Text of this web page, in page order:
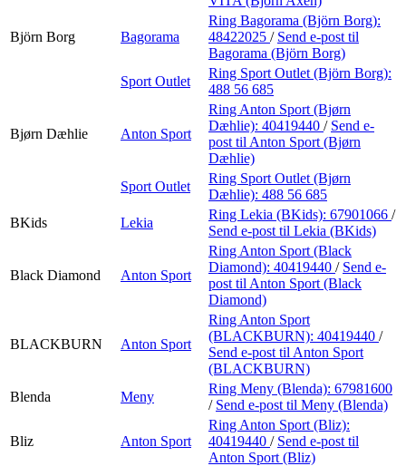
Björn Borg Bagorama
Ring Bagorama (Björn Borg):
48422025 / Send e-post til
Bagorama (Björn Borg)
Sport Outlet
Ring Sport Outlet (Björn Borg):
488 56 685
Bjørn Dæhlie Anton Sport
Ring Anton Sport (Bjørn
Dæhlie): 40419440 / Send e-
post til Anton Sport (Bjørn
Dæhlie)
Sport Outlet
Ring Sport Outlet (Bjørn
Dæhlie): 488 56 685
BKids
Lekia
Ring Lekia (BKids): 67901066 /
Send e-post til Lekia (BKids)
Black Diamond Anton Sport
Ring Anton Sport (Black
Diamond): 40419440 / Send e-
post til Anton Sport (Black
Diamond)
BLACKBURN Anton Sport
Ring Anton Sport
(BLACKBURN): 40419440 /
Send e-post til Anton Sport
(BLACKBURN)
Blenda
Meny
Ring Meny (Blenda): 67981600
/ Send e-post til Meny (Blenda)
Bliz Anton Sport
Ring Anton Sport (Bliz):
40419440 / Send e-post til
Anton Sport (Bliz)